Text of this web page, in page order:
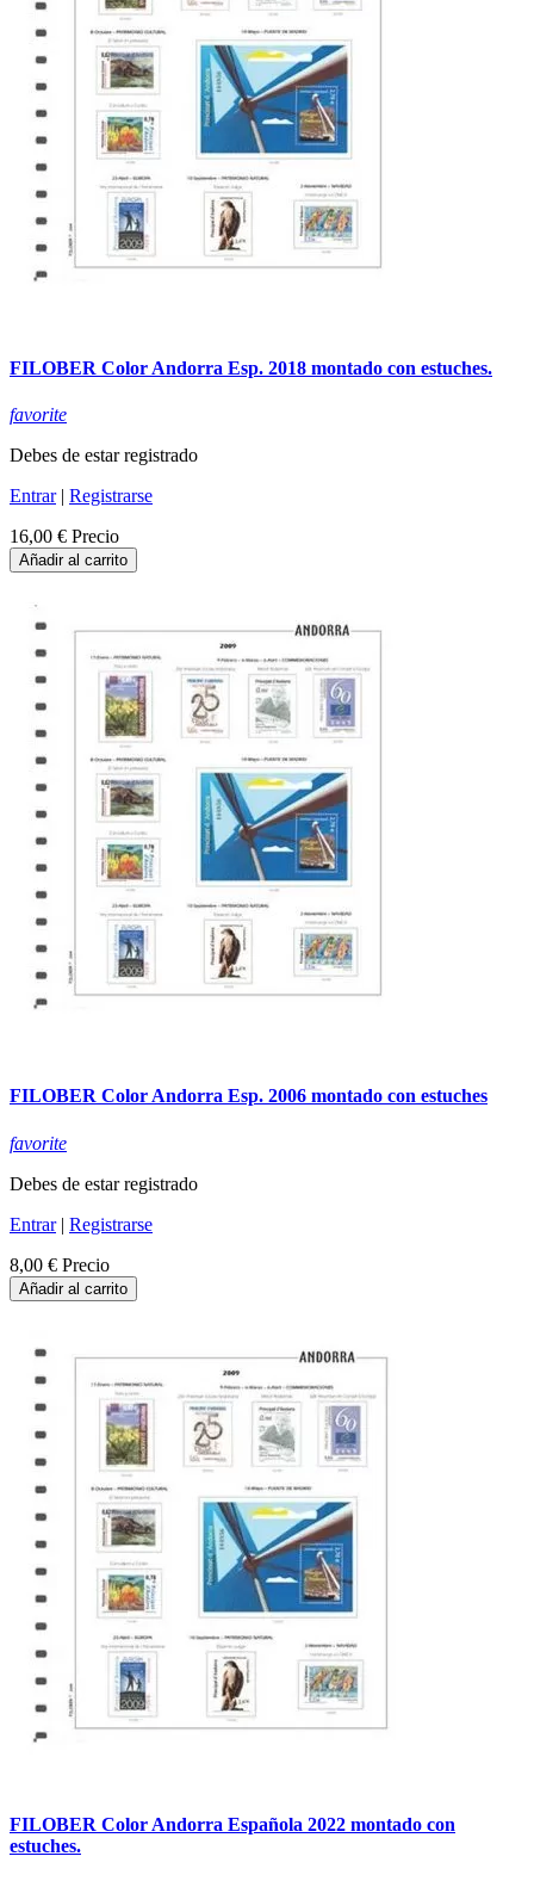
FILOBER Color Andorra Esp. 2018 montado con estuches.
favorite
Debes de estar registrado
Entrar| Registrarse
16,00 € Precio
Añadir al carrito
FILOBER Color Andorra Esp. 2006 montado con estuches
favorite
Debes de estar registrado
Entrar| Registrarse
8,00 € Precio
Añadir al carrito
FILOBER Color Andorra Española 2022 montado con
estuches.